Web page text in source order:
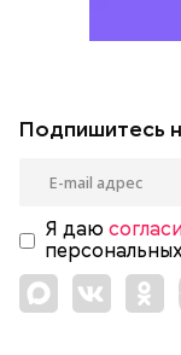
Подпишитесь
Я даю